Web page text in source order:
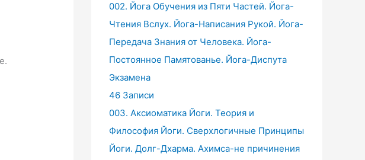
002. Йога Обучения из Пяти Частей. Йога-
Чтения Вслух. Йога-Написания Рукой. Йога-
Передача Знания от Человека. Йога-
Постоянное Памятованье. Йога-Диспута
Экзамена
46 Записи
003. Аксиоматика Йоги. Теория и
Философия Йоги. Сверхлогичные Принципы
Йоги. Долг-Дхарма. Ахимса-не причинения